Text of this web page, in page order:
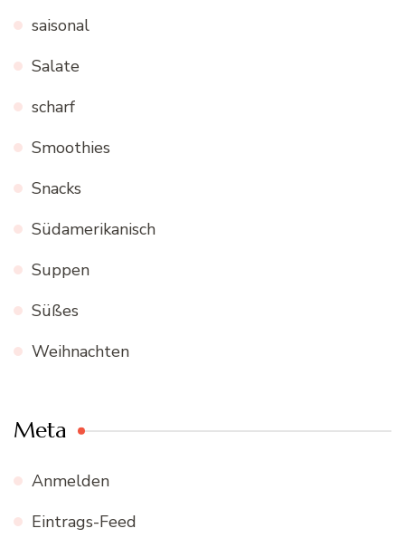
saisonal
Salate
scharf
Smoothies
Snacks
Südamerikanisch
Suppen
Süßes
Weihnachten
Meta
Anmelden
Eintrags-Feed